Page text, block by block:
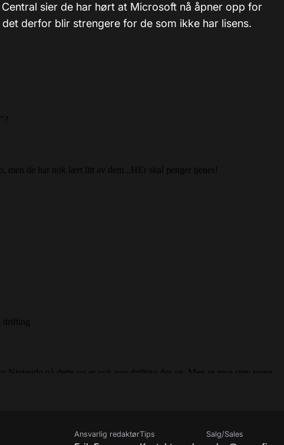
sier de har hørt at Microsoft nå åpner opp for
derfor blir strengere for de som ikke har lisens.
Ansvarlig redaktørTips Salg/Sales